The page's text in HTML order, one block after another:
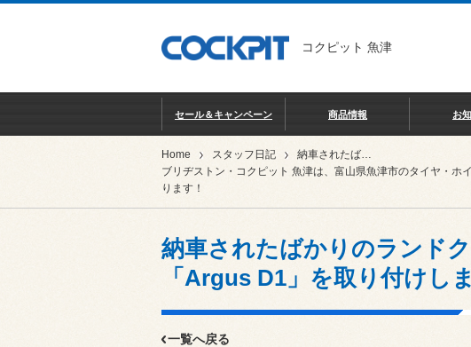
コクピット 魚津
セール＆キャンペーン 商品情報 お
Home スタッフ日記
納車されたばかりのランドクルーザー70にユピテル「Argus D1」を取り付けしました！
ブリヂストン・コクピット 魚津は、富山県魚津市のタイヤ・
ります！
納車されたばかりのランド
「Argus D1」を取り付けし
一覧へ戻る